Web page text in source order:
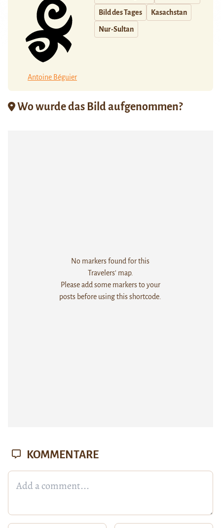
Antoine Béguier
Bild des Tages Kasachstan
Nur-Sultan
Wo wurde das Bild aufgenommen?
No markers found for this
Travelers' map.
Please add some markers to your
posts before using this shortcode.
KOMMENTARE